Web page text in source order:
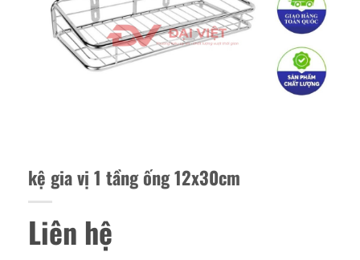
kệ gia vị 1 tầng ống 12x30cm
Liên hệ